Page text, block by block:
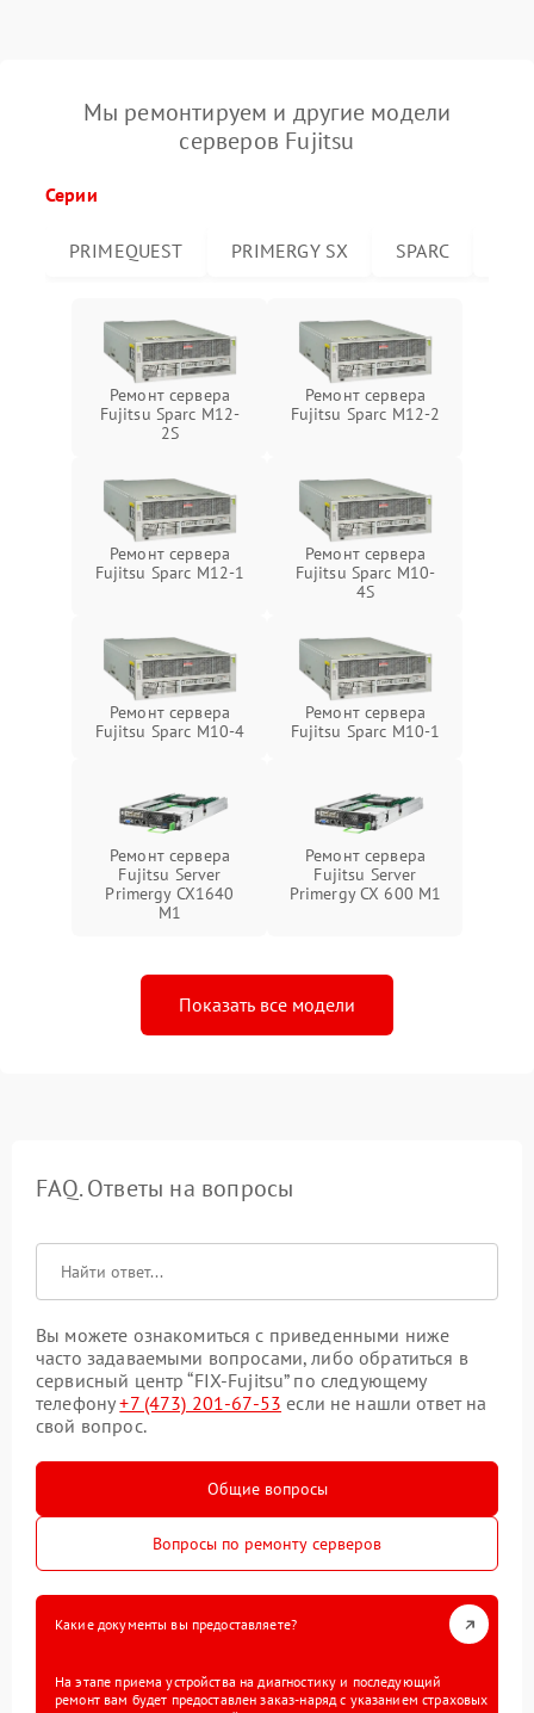
Мы ремонтируем и другие модели
серверов Fujitsu
Серии
PRIMEQUEST PRIMERGY SX SPARC
Ремонт сервера
Fujitsu Sparc M12-
2S
Ремонт сервера
Fujitsu Sparc M12-2
Ремонт сервера
Fujitsu Sparc M12-1
Ремонт сервера
Fujitsu Sparc M10-
4S
Ремонт сервера
Fujitsu Sparc M10-4
Ремонт сервера
Fujitsu Sparc M10-1
Ремонт сервера
Fujitsu Server
Primergy CX1640
M1
Ремонт сервера
Fujitsu Server
Primergy CX 600 M1
Показать все модели
FAQ. Ответы на вопросы
Вы можете ознакомиться с приведенными ниже
часто задаваемыми вопросами, либо обратиться в
сервисный центр “FIX-Fujitsu” по следующему
телефону+7 (473) 201-67-53 если не нашли ответ на
свой вопрос.
Общие вопросы
Вопросы по ремонту серверов
Какие документы вы предоставляете?
На этапе приема устройства на диагностику и последующий
ремонт вам будет предоставлен заказ-наряд с указанием страховых